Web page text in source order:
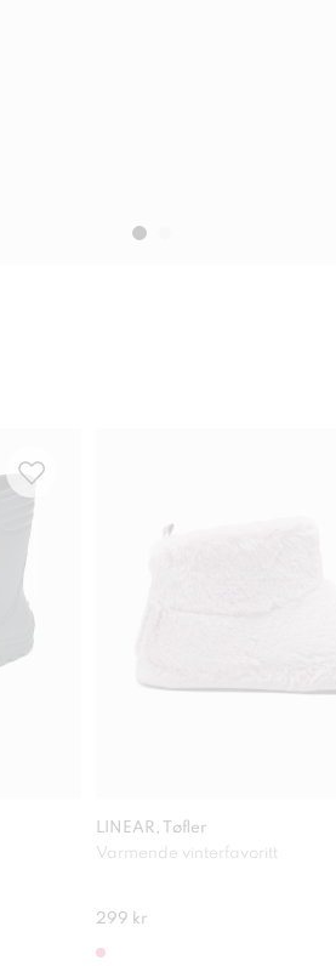
LINEAR, Tøfler
Varmende vinterfavoritt
299 kr